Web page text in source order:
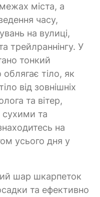
міста, а
часу,
на вулиці,
трейлраннінгу. У
тонкий
тіло, як
від зовнішніх
та вітер,
сухими та
на
усього дня у
шар шкарпеток
та ефективно